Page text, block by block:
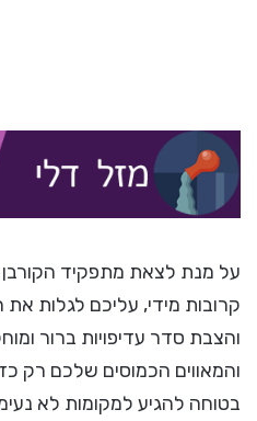
על מנת לצאת מתפקיד הקורבן
קרובות מידי, עליכם לגלות
והצבת סדר עדיפויות ברור
והמאווים הכמוסים שלכם רק
בטוחה להגיע למקומות לא